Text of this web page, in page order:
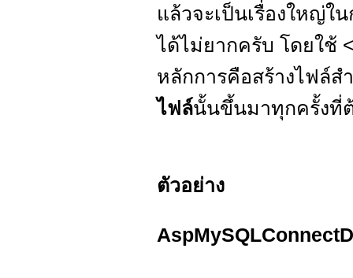
แล้วจะเป็นเรื่องใหญ่
ได้ไม่ยากครับ โดยใช้
หลักการคือสร้างไฟล์ส
ไฟล์นั้นขึ้นมาทุกครั้งที่
ตัวอย่าง